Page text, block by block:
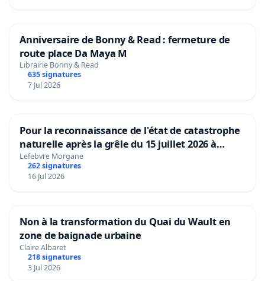
Anniversaire de Bonny & Read : fermeture de
route place Da Maya M
Librairie Bonny & Read
635 signatures
7 Jul 2026
Pour la reconnaissance de l'état de catastrophe
naturelle après la grêle du 15 juillet 2026 à
Aubenas et ses alentours
Lefebvre Morgane
262 signatures
16 Jul 2026
Non à la transformation du Quai du Wault en
zone de baignade urbaine
Claire Albaret
218 signatures
3 Jul 2026